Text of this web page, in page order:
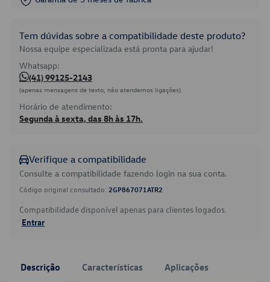
Tem dúvidas sobre a compatibilidade deste produto?
Nossa equipe especializada está pronta para ajudar!
Whatsapp:
(41) 99125-2143
(apenas mensagens de texto, não atendemos ligações)
Horário de atendimento:
Segunda à sexta, das 8h às 17h.
Verifique a compatibilidade
Consulte a compatibilidade fazendo login na sua conta.
Código original consultado: 2GP867071ATR2
Compatibilidade disponível apenas para clientes logados.
Entrar
Descrição Características Aplicações